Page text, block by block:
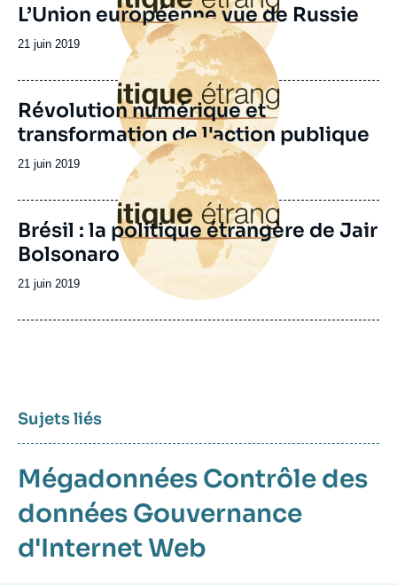
L’Union européenne vue de Russie
Date
publication
21 juin 2019
Image
principale
Révolution numérique et
transformation de l'action publique
Date
publication
21 juin 2019
Image
principale
Brésil : la politique étrangère de Jair
Bolsonaro
Date
publication
21 juin 2019
Sujets liés
Mégadonnées Contrôle des
données Gouvernance
d'Internet Web